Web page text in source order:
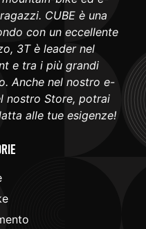
CUBE è una
con un eccellente
3T è leader nel
e tra i più grandi
Anche nel nostro e-
nostro Store, potrai
alle tue esigenze!